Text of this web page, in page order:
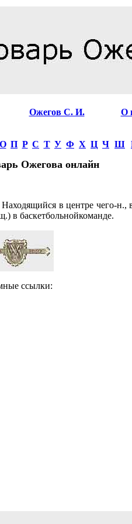
Ожегов С. И. О
О П Р С Т У Ф Х Ц Ч Ш
Ожегова онлайн
в центре чего-н.,
в баскетбольнойкоманде.
ссылки: